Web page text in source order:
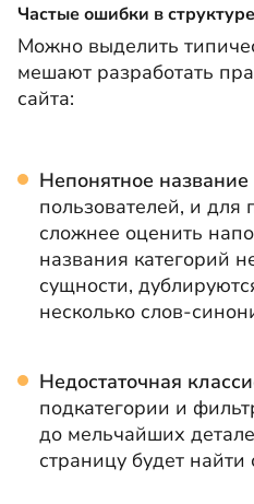
Частые ошибки в
Можно выделить
мешают разработать
сайта:
Непонятное название
пользователей, и для
сложнее оценить
названия категорий
сущности,
несколько слов-
Недостаточная
подкатегории и
до мельчайших
страницу будет